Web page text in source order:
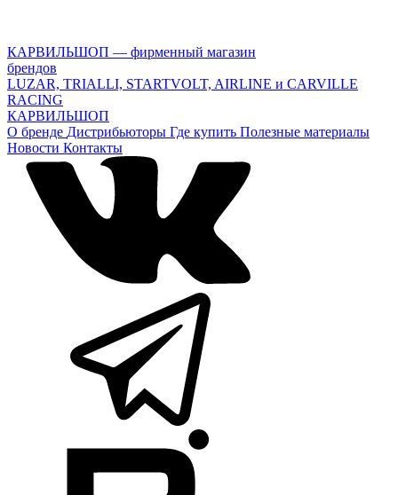
КАРВИЛЬШОП — фирменный магазин
брендов
LUZAR, TRIALLI, STARTVOLT, AIRLINE и CARVILLE
RACING
КАРВИЛЬШОП
О бренде Дистрибьюторы Где купить Полезные материалы
Новости Контакты